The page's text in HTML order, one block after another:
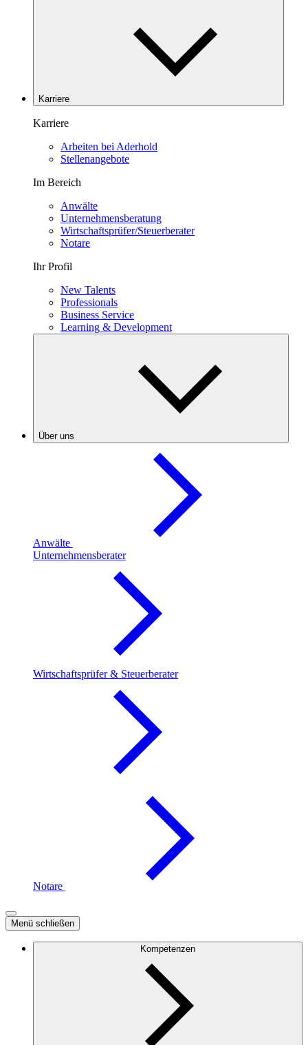
Karriere
Karriere
Arbeiten bei Aderhold
Stellenangebote
Im Bereich
Anwälte
Unternehmensberatung
Wirtschaftsprüfer/Steuerberater
Notare
Ihr Profil
New Talents
Professionals
Business Service
Learning & Development
Über uns
Anwälte
Unternehmensberater
Wirtschaftsprüfer & Steuerberater
Notare
Menü schließen
Kompetenzen